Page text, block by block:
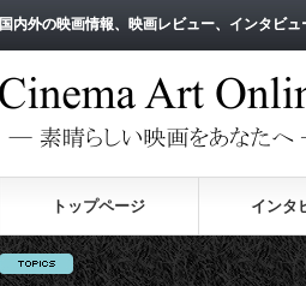
国内外の映画情報、映画レビュー、インタビ
国内外の映画情報、映画レビュー、インタビ
トップページ インタ